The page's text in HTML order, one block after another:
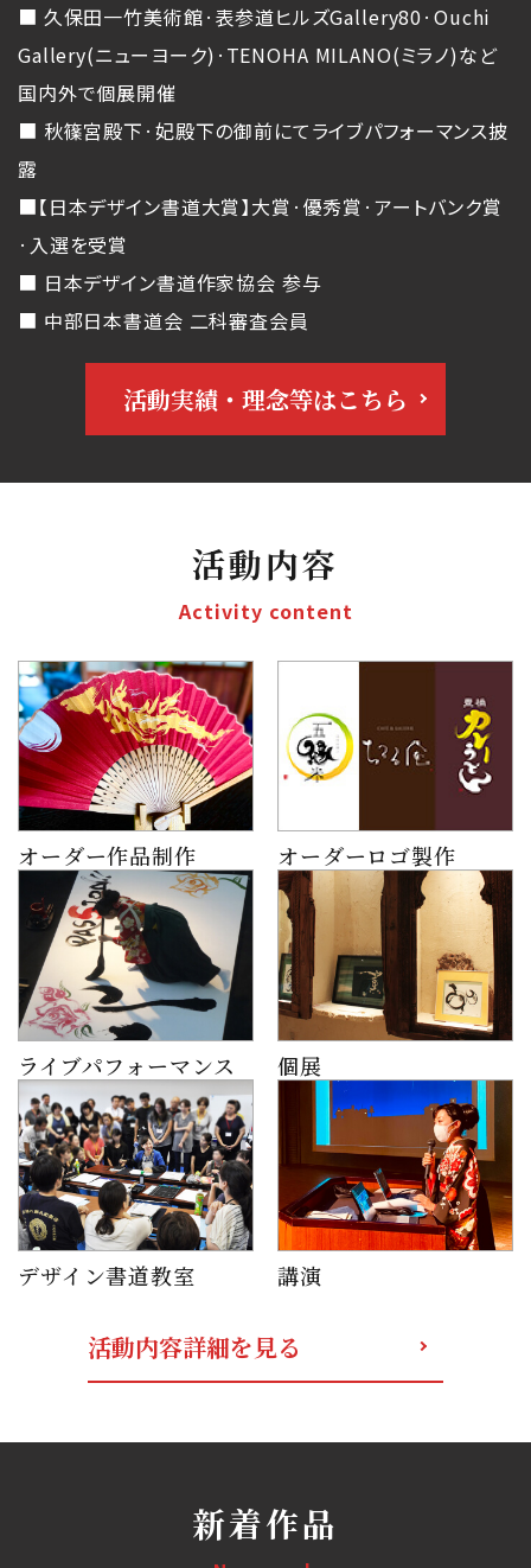
■ 久保田一竹美術館·表参道ヒルズGallery80·Ouchi
Gallery(ニューヨーク)·TENOHA MILANO(ミラノ)など
国内外で個展開催
■ 秋篠宮殿下·妃殿下の御前にてライブパフォーマンス披
露
■【日本デザイン書道大賞】大賞·優秀賞·アートバンク賞
·入選を受賞
■ 日本デザイン書道作家協会 参与
■ 中部日本書道会 二科審査会員
活動実績・理念等はこちら
活動内容
Activity content
オーダー作品制作 オーダーロゴ製作
ライブパフォーマンス 個展
デザイン書道教室 講演
活動内容詳細を見る
新着作品